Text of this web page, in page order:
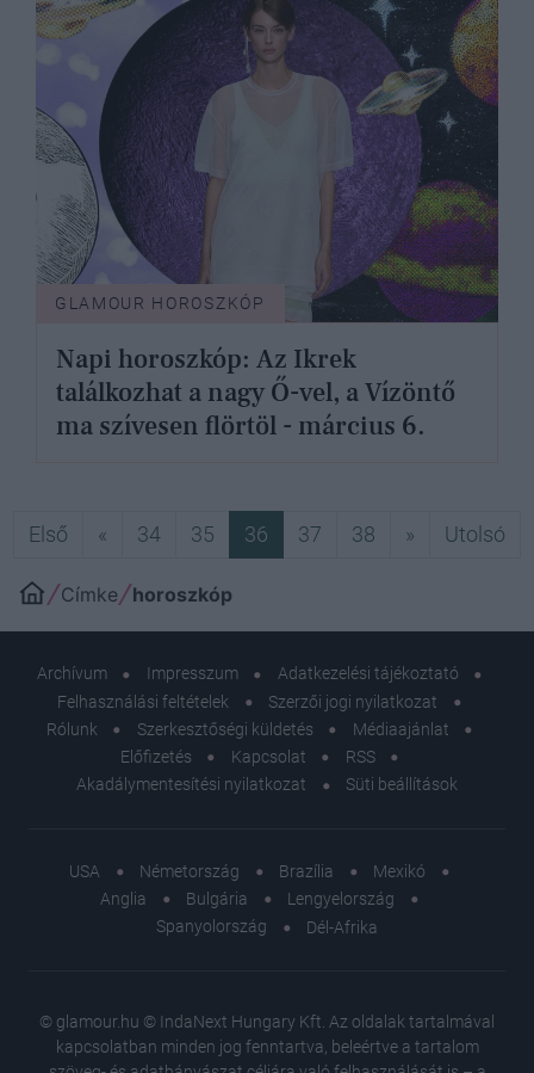
GLAMOUR HOROSZKÓP
Napi horoszkóp: Az Ikrek
találkozhat a nagy Ő-vel, a Vízöntő
ma szívesen flörtöl - március 6.
Első Első
« Előző
34 35 36 37 38 » Következő
Utolsó
Címke horoszkóp
Archívum Impresszum
Adatkezelési tájékoztató
Felhasználási feltételek
Szerzői jogi nyilatkozat
Rólunk
Szerkesztőségi küldetés
Médiaajánlat
Előfizetés
Kapcsolat
RSS
Akadálymentesítési nyilatkozat
Süti beállítások
USA Németország Brazília
Mexikó
Anglia
Bulgária
Lengyelország
Spanyolország
Dél-Afrika
© glamour.hu © IndaNext Hungary Kft. Az oldalak tartalmával
kapcsolatban minden jog fenntartva, beleértve a tartalom